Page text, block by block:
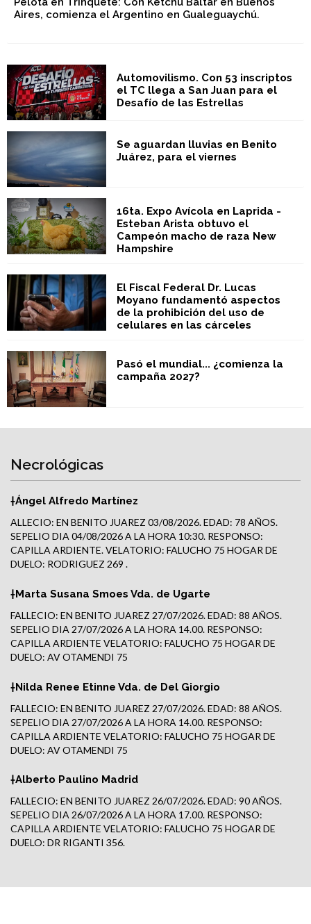
Aires, comienza el Argentino en Gualeguaychú.
Automovilismo. Con 53 inscriptos
el TC llega a San Juan para el
Desafío de las Estrellas
Se aguardan lluvias en Benito
Juárez, para el viernes
16ta. Expo Avícola en Laprida -
Esteban Arista obtuvo el
Campeón macho de raza New
Hampshire
El Fiscal Federal Dr. Lucas
Moyano fundamentó aspectos
de la prohibición del uso de
celulares en las cárceles
Pasó el mundial... ¿comienza la
campaña 2027?
Necrológicas
†Ángel Alfredo Martínez
ALLECIO: EN BENITO JUAREZ 03/08/2026. EDAD: 78 AÑOS.
SEPELIO DIA 04/08/2026 A LA HORA 10:30. RESPONSO:
CAPILLA ARDIENTE. VELATORIO: FALUCHO 75 HOGAR DE
DUELO: RODRIGUEZ 269 .
†Marta Susana Smoes Vda. de Ugarte
FALLECIO: EN BENITO JUAREZ 27/07/2026. EDAD: 88 AÑOS.
SEPELIO DIA 27/07/2026 A LA HORA 14.00. RESPONSO:
CAPILLA ARDIENTE VELATORIO: FALUCHO 75 HOGAR DE
DUELO: AV OTAMENDI 75
†Nilda Renee Etinne Vda. de Del Giorgio
FALLECIO: EN BENITO JUAREZ 27/07/2026. EDAD: 88 AÑOS.
SEPELIO DIA 27/07/2026 A LA HORA 14.00. RESPONSO:
CAPILLA ARDIENTE VELATORIO: FALUCHO 75 HOGAR DE
DUELO: AV OTAMENDI 75
†Alberto Paulino Madrid
FALLECIO: EN BENITO JUAREZ 26/07/2026. EDAD: 90 AÑOS.
SEPELIO DIA 26/07/2026 A LA HORA 17.00. RESPONSO:
CAPILLA ARDIENTE VELATORIO: FALUCHO 75 HOGAR DE
DUELO: DR RIGANTI 356.